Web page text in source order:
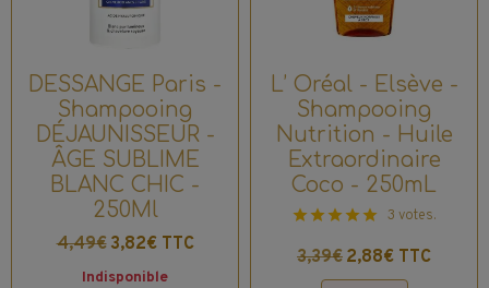
DESSANGE Paris -
Shampooing
DÉJAUNISSEUR -
ÂGE SUBLIME
BLANC CHIC -
250Ml
4,49€ 3,82€ TTC
Indisponible
L’ Oréal - Elsève -
Shampooing
Nutrition - Huile
Extraordinaire
Coco - 250mL
3 votes.
3,39€ 2,88€ TTC